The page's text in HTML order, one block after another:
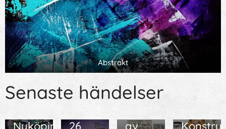
Abstrakt
Senaste händelser
11.04.2024
Konstrundan
Öppet
Hus i
Nyköping
19.12.2023
Making
Art
Cool -
26
22.11.2023
Sammanfattning
av